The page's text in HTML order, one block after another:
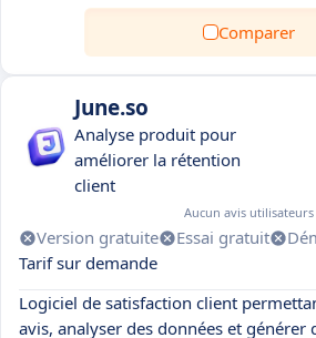
Comparer
June.so
Analyse produit pour
améliorer la rétention
client
Aucun avis utilisateurs
Version gratuite Essai gratuit
Tarif sur demande
Logiciel de satisfaction client
avis, analyser des données et générer